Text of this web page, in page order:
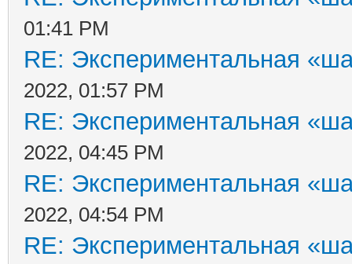
01:41 PM
RE: Экспериментальная
2022, 01:57 PM
RE: Экспериментальная
2022, 04:45 PM
RE: Экспериментальная
2022, 04:54 PM
RE: Экспериментальная